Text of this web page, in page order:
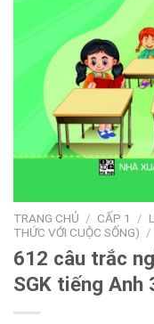
TRANG CHỦ / CẤP 1 /
THỨC VỚI CUỘC SỐNG) /
612 câu trắc
SGK tiếng Anh